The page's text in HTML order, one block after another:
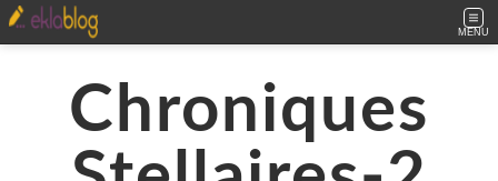
MENU
Chroniques